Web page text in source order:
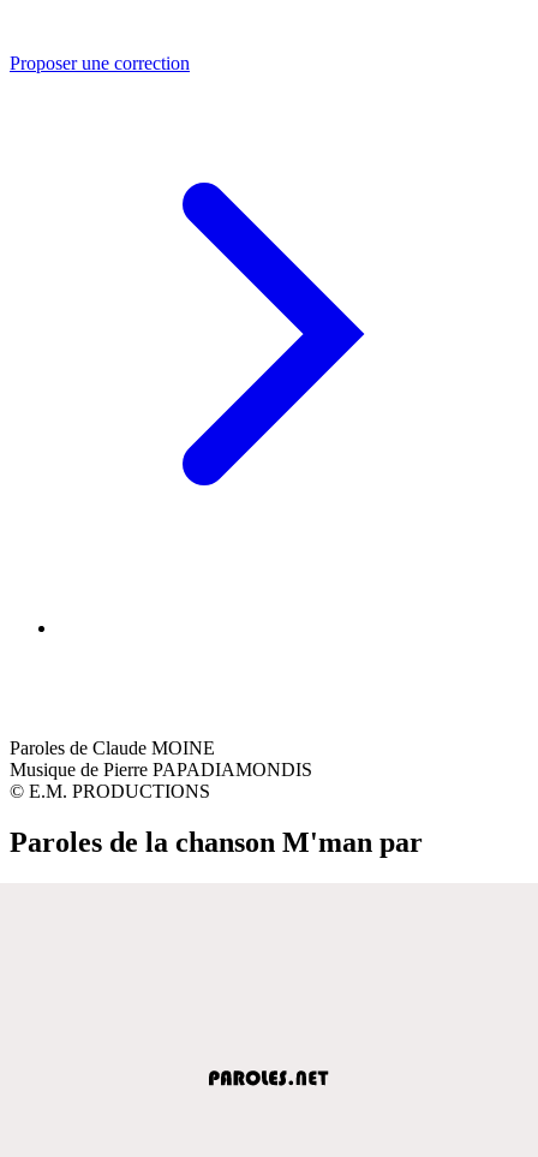
Proposer une correction
Paroles de Claude MOINE
Musique de Pierre PAPADIAMONDIS
© E.M. PRODUCTIONS
Paroles de la chanson M'man par